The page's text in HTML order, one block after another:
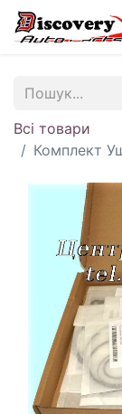
Всі товари
Комплект